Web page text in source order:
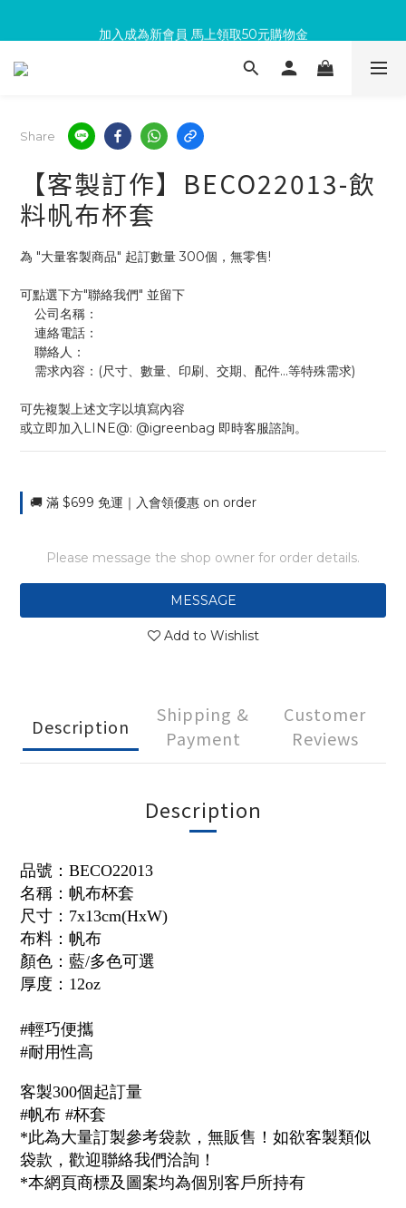
加入成為新會員 馬上領取50元購物金
滿300回饋10%購物金
Share
【客製訂作】BECO22013-飲
料帆布杯套
為 "大量客製商品" 起訂數量 300個，無零售!
可點選下方"聯絡我們" 並留下
    公司名稱：
    連絡電話：
    聯絡人：
    需求內容：(尺寸、數量、印刷、交期、配件...等特殊需求)
可先複製上述文字以填寫內容
或立即加入LINE@: @igreenbag 即時客服諮詢。
🚚 滿 $699 免運｜入會領優惠 on order
Please message the shop owner for order details.
MESSAGE
Add to Wishlist
Description
Shipping &
Payment
Customer
Reviews
Description
品號： BECO22013
名稱：帆布杯套
尺寸：7x13cm(HxW)
布料：帆布
顏色：藍/多色可選
厚度：12oz
#輕巧便攜
#耐用性高
客製300個起訂量
#帆布 #杯套
*此為大量訂製參考袋款，無販售！如欲客製類似
袋款，歡迎聯絡我們洽詢！
*本網頁商標及圖案均為個別客戶所持有